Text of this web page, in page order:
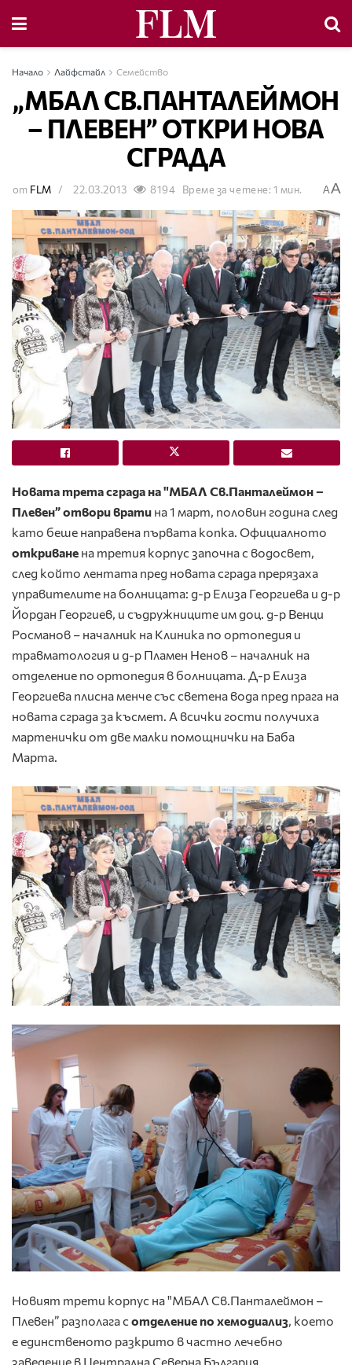
Начало Лайфстайл Семейство
„МБАЛ СВ.ПАНТАЛЕЙМОН
– ПЛЕВЕН” ОТКРИ НОВА
СГРАДА
от FLM 22.03.2013 8194 Време за четене: 1 мин. AA
Новата трета сграда на "МБАЛ Св.Панталеймон –
Плевен” отвори врати на 1 март, половин година след
като беше направена първата копка. Официалното
откриване на третия корпус започна с водосвет,
след който лентата пред новата сграда прерязаха
управителите на болницата: д-р Елиза Георгиева и д-р
Йордан Георгиев, и съдружниците им доц. д-р Венци
Росманов – началник на Клиника по ортопедия и
травматология и д-р Пламен Ненов – началник на
отделение по ортопедия в болницата. Д-р Елиза
Георгиева плисна менче със светена вода пред прага на
новата сграда за късмет. А всички гости получиха
мартенички от две малки помощнички на Баба
Марта.
Новият трети корпус на "МБАЛ Св.Панталеймон –
Плевен” разполага с отделение по хемодиализ, което
е единственото разкрито в частно лечебно
заведение в Централна Северна България.